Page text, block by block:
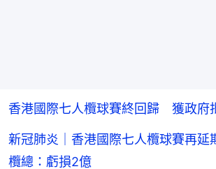
香港國際七人欖球賽終回歸 獲政府
新冠肺炎｜香港國際七人欖球賽再延
欖總：虧損2億